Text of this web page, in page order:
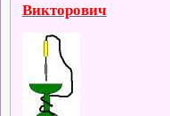
Викторович